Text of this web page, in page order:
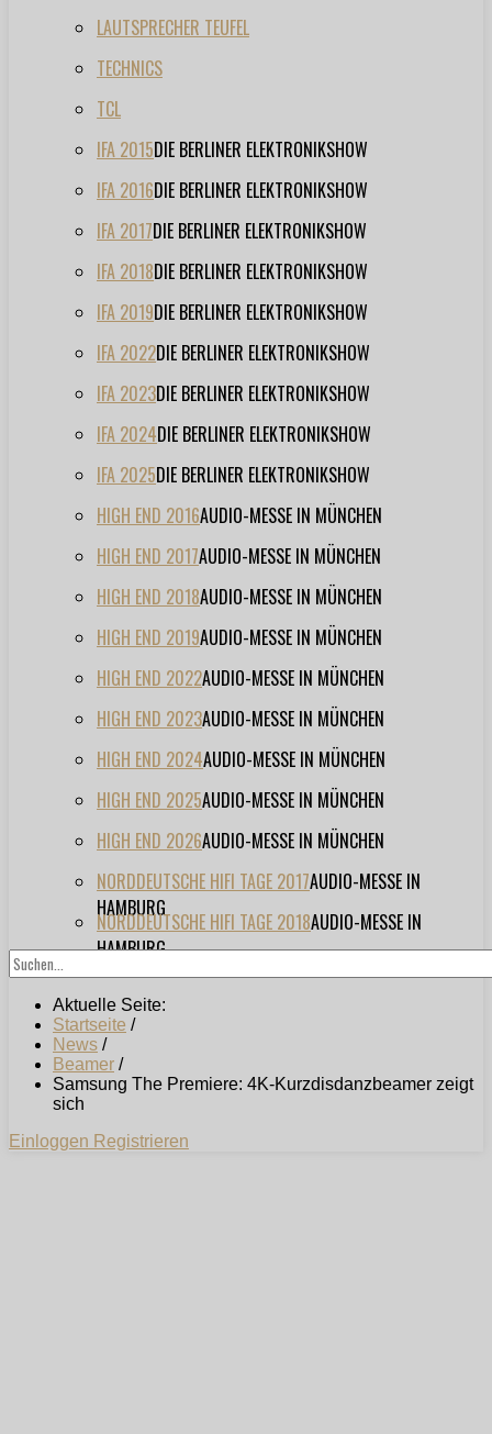
LAUTSPRECHER TEUFEL
TECHNICS
TCL
IFA 2015DIE BERLINER ELEKTRONIKSHOW
IFA 2016DIE BERLINER ELEKTRONIKSHOW
IFA 2017DIE BERLINER ELEKTRONIKSHOW
IFA 2018DIE BERLINER ELEKTRONIKSHOW
IFA 2019DIE BERLINER ELEKTRONIKSHOW
IFA 2022DIE BERLINER ELEKTRONIKSHOW
IFA 2023DIE BERLINER ELEKTRONIKSHOW
IFA 2024DIE BERLINER ELEKTRONIKSHOW
IFA 2025DIE BERLINER ELEKTRONIKSHOW
HIGH END 2016AUDIO-MESSE IN MÜNCHEN
HIGH END 2017AUDIO-MESSE IN MÜNCHEN
HIGH END 2018AUDIO-MESSE IN MÜNCHEN
HIGH END 2019AUDIO-MESSE IN MÜNCHEN
HIGH END 2022AUDIO-MESSE IN MÜNCHEN
HIGH END 2023AUDIO-MESSE IN MÜNCHEN
HIGH END 2024AUDIO-MESSE IN MÜNCHEN
HIGH END 2025AUDIO-MESSE IN MÜNCHEN
HIGH END 2026AUDIO-MESSE IN MÜNCHEN
NORDDEUTSCHE HIFI TAGE 2017AUDIO-MESSE IN
HAMBURG
NORDDEUTSCHE HIFI TAGE 2018AUDIO-MESSE IN
HAMBURG
Aktuelle Seite:
Startseite /
News /
Beamer /
Samsung The Premiere: 4K-Kurzdisdanzbeamer zeigt
sich
Einloggen Registrieren